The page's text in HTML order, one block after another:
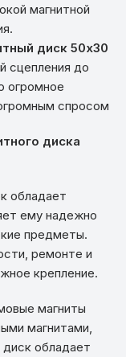
магнитной
диск 50х30
сцепления до
огромное
спросом
диска
обладает
ему надежно
предметы.
ремонте и
крепление.
магниты
магнитами,
обладает